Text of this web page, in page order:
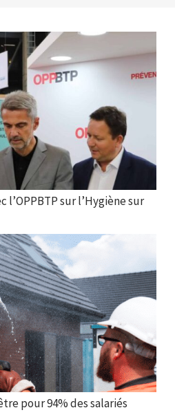
l’OPPBTP sur l’Hygiène sur
pour 94% des salariés